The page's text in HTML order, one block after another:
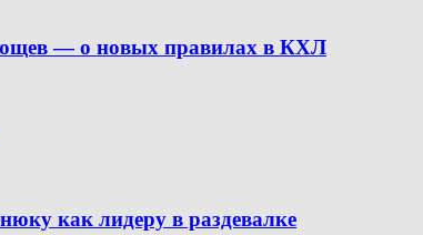
— о новых правилах в КХЛ
как лидеру в раздевалке